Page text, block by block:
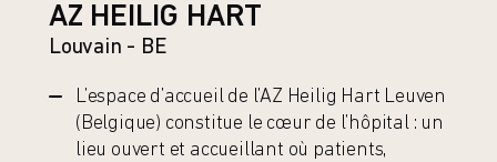
AZ HEILIG HART
Louvain - BE
L’espace d’accueil de l’AZ Heilig Hart Leuven
(Belgique) constitue le cœur de l’hôpital : un
lieu ouvert et accueillant où patients,